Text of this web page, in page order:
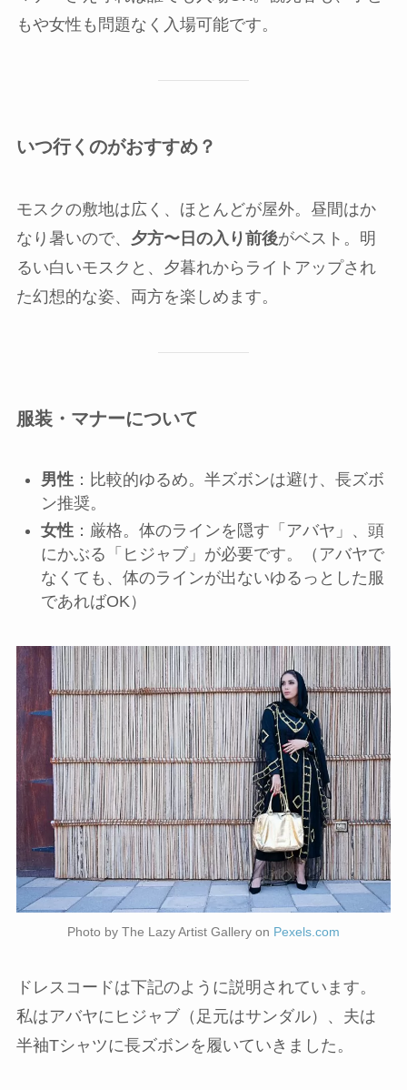
もや女性も問題なく入場可能です。
いつ行くのがおすすめ？
モスクの敷地は広く、ほとんどが屋外。昼間はか
なり暑いので、 夕方〜日の入り前後がベスト。明
るい白いモスクと、夕暮れからライトアップされ
た幻想的な姿、両方を楽しめます。
服装・マナーについて
男性：比較的ゆるめ。半ズボンは避け、長ズボ
ン推奨。
女性：厳格。体のラインを隠す「アバヤ」、頭
にかぶる「ヒジャブ」が必要です。（アバヤで
なくても、体のラインが出ないゆるっとした服
であればOK）
Photo by The Lazy Artist Gallery on Pexels.com
ドレスコードは下記のように説明されています。
私はアバヤにヒジャブ（足元はサンダル）、夫は
半袖Tシャツに長ズボンを履いていきました。